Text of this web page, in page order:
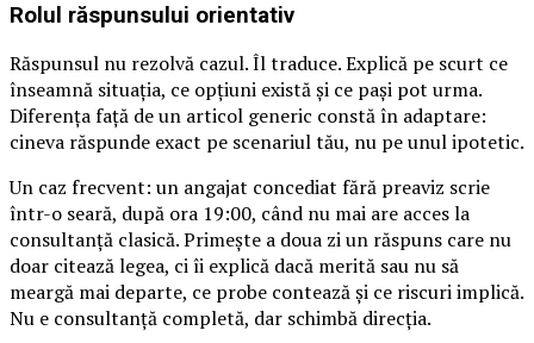
Rolul răspunsului orientativ
Răspunsul nu rezolvă cazul. Îl traduce. Explică pe scurt ce
înseamnă situația, ce opțiuni există și ce pași pot urma.
Diferența față de un articol generic constă în adaptare:
cineva răspunde exact pe scenariul tău, nu pe unul ipotetic.
Un caz frecvent: un angajat concediat fără preaviz scrie
într-o seară, după ora 19:00, când nu mai are acces la
consultanță clasică. Primește a doua zi un răspuns care nu
doar citează legea, ci îi explică dacă merită sau nu să
meargă mai departe, ce probe contează și ce riscuri implică.
Nu e consultanță completă, dar schimbă direcția.